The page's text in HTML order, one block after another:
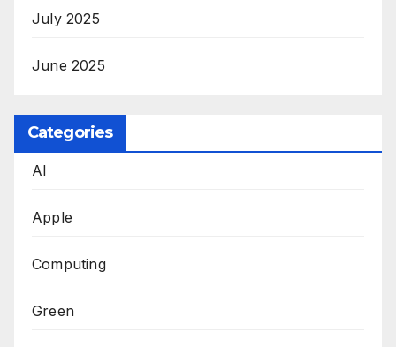
July 2025
June 2025
Categories
AI
Apple
Computing
Green